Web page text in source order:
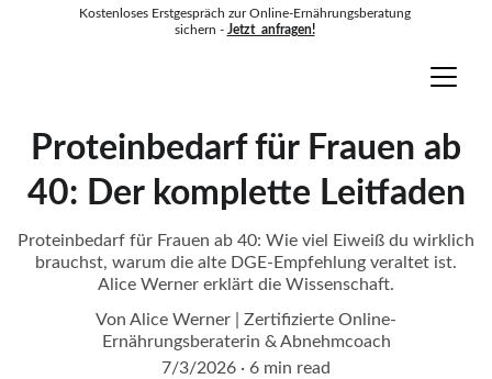
Kostenloses Erstgespräch zur Online-Ernährungsberatung
sichern - Jetzt  anfragen!
Proteinbedarf für Frauen ab
40: Der komplette Leitfaden
Proteinbedarf für Frauen ab 40: Wie viel Eiweiß du wirklich
brauchst, warum die alte DGE-Empfehlung veraltet ist.
Alice Werner erklärt die Wissenschaft.
Von Alice Werner | Zertifizierte Online-
Ernährungsberaterin & Abnehmcoach
7/3/2026
6 min read